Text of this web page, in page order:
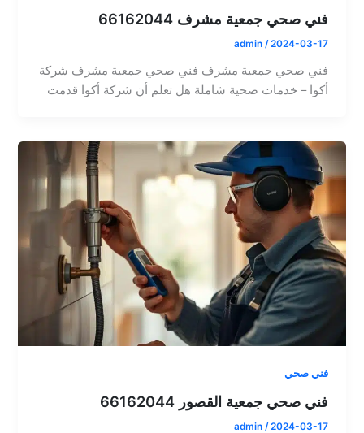
فني صحي جمعية مشرف 66162044
admin /2024-03-17
فني صحي جمعية مشرف فني صحي جمعية مشرف شركة
أكوا – خدمات صحية شاملة هل تعلم أن شركة أكوا قدمت
فني صحي
فني صحي جمعية القصور 66162044
admin /2024-03-17